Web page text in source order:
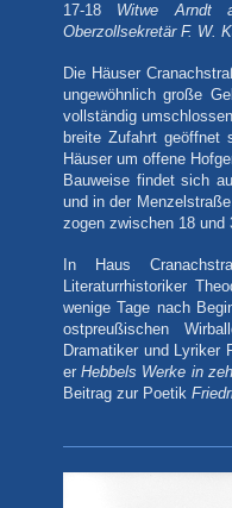
17-18 Witwe Arndt
Oberzollsekretär F. W.
Die Häuser
ungewöhnlich große
vollständig
breite Zufahrt
Häuser um offene
Bauweise findet sich
und in der
zogen zwischen 18 und
In Haus
Literaturrhistoriker
wenige Tage nach
ostpreußischen
Dramatiker und Lyriker
erHebbels Werke in
Beitrag zur Poetik